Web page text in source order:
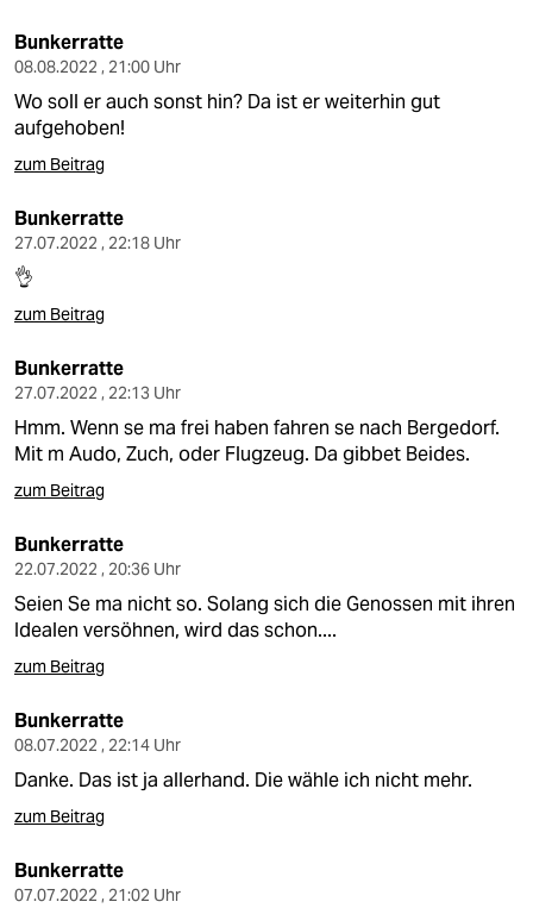
Bunkerratte
08.08.2022 , 21:00 Uhr
Wo soll er auch sonst hin? Da ist er weiterhin gut
aufgehoben!
zum Beitrag
Bunkerratte
27.07.2022 , 22:18 Uhr
👌
zum Beitrag
Bunkerratte
27.07.2022 , 22:13 Uhr
Hmm. Wenn se ma frei haben fahren se nach Bergedorf.
Mit m Audo, Zuch, oder Flugzeug. Da gibbet Beides.
zum Beitrag
Bunkerratte
22.07.2022 , 20:36 Uhr
Seien Se ma nicht so. Solang sich die Genossen mit ihren
Idealen versöhnen, wird das schon....
zum Beitrag
Bunkerratte
08.07.2022 , 22:14 Uhr
Danke. Das ist ja allerhand. Die wähle ich nicht mehr.
zum Beitrag
Bunkerratte
07.07.2022 , 21:02 Uhr